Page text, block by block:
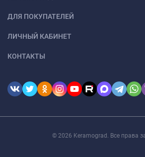
ДЛЯ ПОКУПАТЕЛЕЙ
ЛИЧНЫЙ КАБИНЕТ
КОНТАКТЫ
© 2026 Keramograd. Все права